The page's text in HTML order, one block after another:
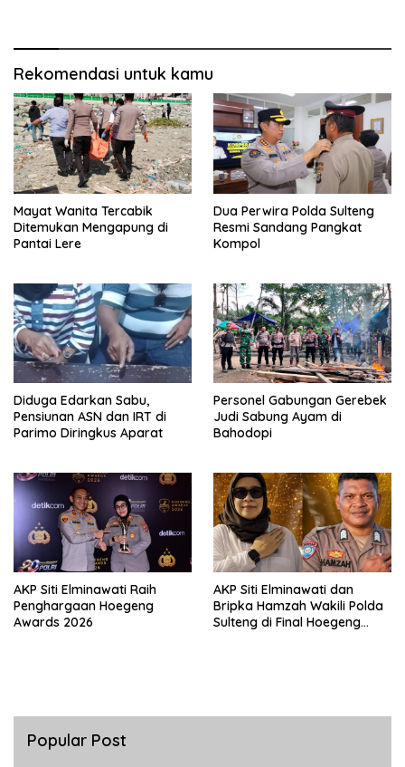
Rekomendasi untuk kamu
Mayat Wanita Tercabik
Ditemukan Mengapung di
Pantai Lere
Dua Perwira Polda Sulteng
Resmi Sandang Pangkat
Kompol
Diduga Edarkan Sabu,
Pensiunan ASN dan IRT di
Parimo Diringkus Aparat
Personel Gabungan Gerebek
Judi Sabung Ayam di
Bahodopi
AKP Siti Elminawati Raih
Penghargaan Hoegeng
Awards 2026
AKP Siti Elminawati dan
Bripka Hamzah Wakili Polda
Sulteng di Final Hoegeng
Popular Post